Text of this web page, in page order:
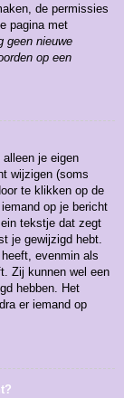
de permissies
pagina met
geen nieuwe
op een
je eigen
wijzigen (soms
te klikken op de
op je bericht
tekstje dat zegt
je gewijzigd hebt.
evenmin als
Zij kunnen wel een
hebben. Het
er iemand op